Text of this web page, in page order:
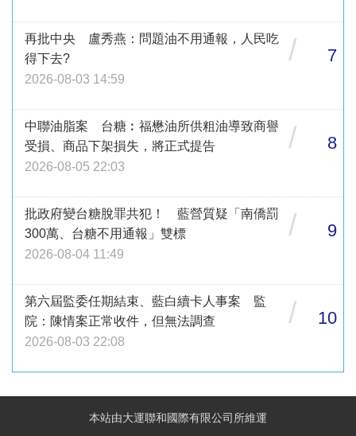
再批中央 盧秀燕：問題油不用通報，人民吃
得下去?
2026-08-03 14:59
/ 7
中聯油脂案 台糖︰福懋油所供粗油導致商譽
受損、商品下架損失，將正式提告
2026-08-05 22:03
/ 8
批政府變台糖脫罪共犯！ 藍營質疑「南僑罰
300萬、台糖不用通報」雙標
2026-08-04 11:49
/ 9
第六屆監委任期結束、藍白續卡人事案 監
院：陳情案正常收件，但無法調查
2026-08-03 22:08
/ 10
本站由大運聯和國際有限公司所維運